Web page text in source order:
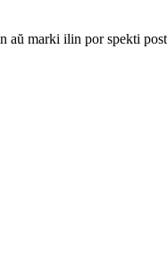
aŭ marki ilin por spekti